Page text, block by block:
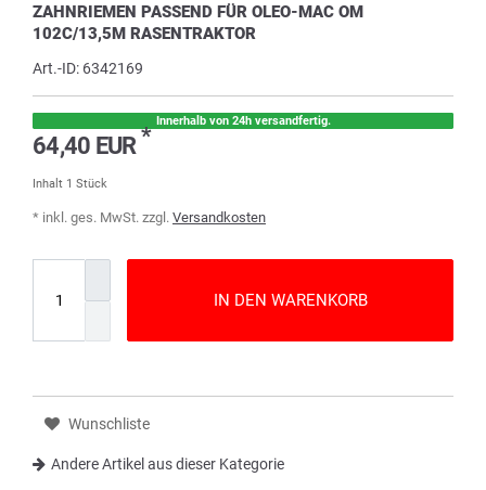
ZAHNRIEMEN PASSEND FÜR OLEO-MAC OM
102C/13,5M RASENTRAKTOR
Art.-ID: 6342169
Innerhalb von 24h versandfertig.
64,40 EUR*
Inhalt 1 Stück
* inkl. ges. MwSt. zzgl. Versandkosten
IN DEN WARENKORB
Wunschliste
Andere Artikel aus dieser Kategorie